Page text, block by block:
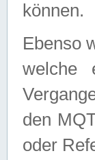
können.
Ebenso
welche
den
oder